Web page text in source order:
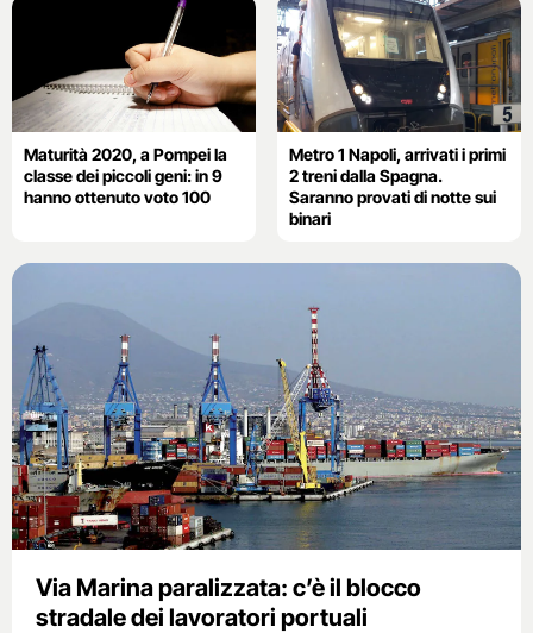
Maturità 2020, a Pompei la
classe dei piccoli geni: in 9
hanno ottenuto voto 100
Metro 1 Napoli, arrivati i primi
2 treni dalla Spagna.
Saranno provati di notte sui
binari
Via Marina paralizzata: c’è il blocco
stradale dei lavoratori portuali